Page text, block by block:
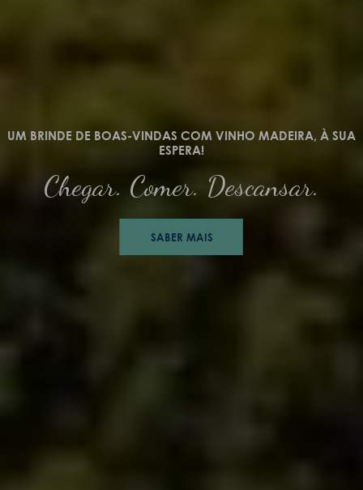
UM BRINDE DE BOAS-VINDAS COM VINHO MADEIRA, À SUA
ESPERA!
Chegar. Comer. Descansar.
SABER MAIS